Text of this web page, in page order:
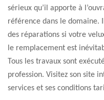
sérieux qu’il apporte à
référence dans le domaine.
des réparations si votre
le remplacement est
Tous les travaux sont
profession. Visitez son site
services et ses conditions